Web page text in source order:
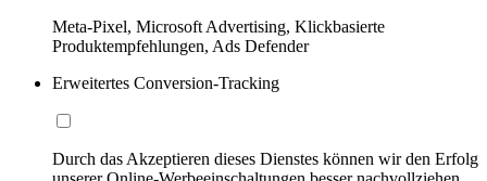
Meta-Pixel, Microsoft Advertising, Klickbasierte
Produktempfehlungen, Ads Defender
Erweitertes Conversion-Tracking
Durch das Akzeptieren dieses Dienstes können wir den Erfolg